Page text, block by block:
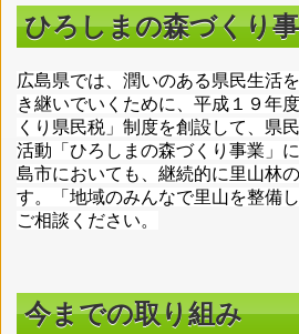
ひろしまの森づくり
広島県では、潤いのある県民生活
き継いでいくために、平成１９年
くり県民税」制度を創設して、県
活動「ひろしまの森づくり事業」
島市においても、継続的に里山林
す。「地域のみんなで里山を整備
ご相談ください。
今までの取り組み